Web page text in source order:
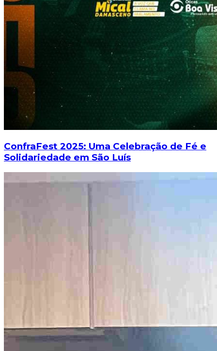
ConfraFest 2025: Uma Celebração de Fé e
Solidariedade em São Luís